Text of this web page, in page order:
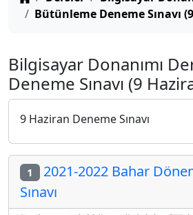
Bütünleme Deneme Sınavı
Bilgisayar Donanımı
Deneme Sınavı (9
9 Haziran Deneme Sınavı
1 2021-2022 Bahar
Sınavı